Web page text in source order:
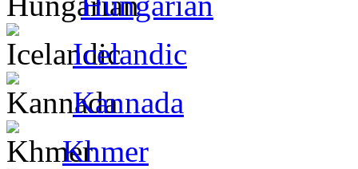
Icelandic
Kannada
Khmer